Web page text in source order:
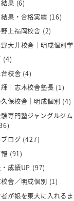
果 (6)
果・合格実績 (16)
上福岡校舎 (2)
大井校舎｜明成個別
(4)
校舎 (4)
｜志木校舎塾長 (1)
保校舎｜明成個別 (4)
験専門塾ジャングルジ
ログ (427)
(91)
成績UP (97)
舎／明成個別 (1)
が娘を東大に入れる